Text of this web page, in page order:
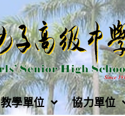
教學單位 協力單位